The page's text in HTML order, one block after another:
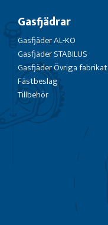
Gasfjädrar
Gasfjäder AL-KO
Gasfjäder STABILUS
Gasfjäder Övriga fabrikat
Fästbeslag
Tillbehör